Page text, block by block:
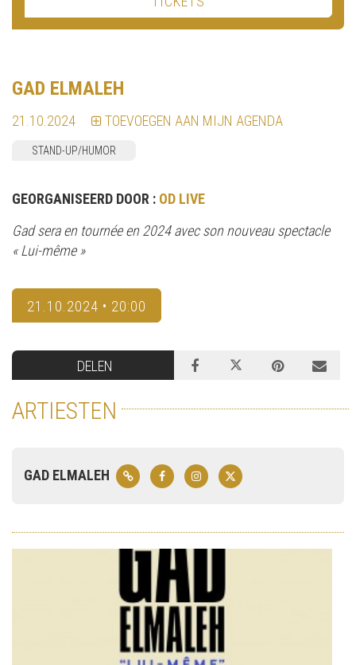
GAD ELMALEH
21.10.2024 TOEVOEGEN AAN MIJN AGENDA
STAND-UP/HUMOR
GEORGANISEERD DOOR : OD LIVE
Gad sera en tournée en 2024 avec son nouveau spectacle
« Lui-même »
21.10.2024 • 20:00
DELEN
ARTIESTEN
GAD ELMALEH